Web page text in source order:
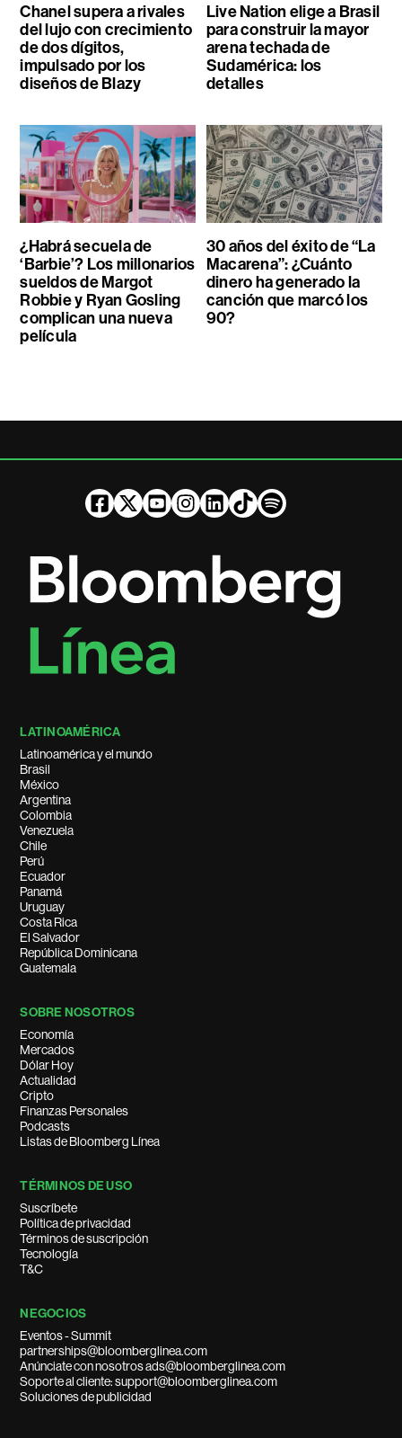
Chanel supera a rivales
del lujo con crecimiento
de dos dígitos,
impulsado por los
diseños de Blazy
Live Nation elige a Brasil
para construir la mayor
arena techada de
Sudamérica: los
detalles
¿Habrá secuela de
‘Barbie’? Los millonarios
sueldos de Margot
Robbie y Ryan Gosling
complican una nueva
película
30 años del éxito de “La
Macarena”: ¿Cuánto
dinero ha generado la
canción que marcó los
90?
LATINOAMÉRICA
Latinoamérica y el mundo
Brasil
México
Argentina
Colombia
Venezuela
Chile
Perú
Ecuador
Panamá
Uruguay
Costa Rica
El Salvador
República Dominicana
Guatemala
SOBRE NOSOTROS
Economía
Mercados
Dólar Hoy
Actualidad
Cripto
Finanzas Personales
Podcasts
Listas de Bloomberg Línea
TÉRMINOS DE USO
Suscríbete
Política de privacidad
Términos de suscripción
Tecnología
T&C
NEGOCIOS
Eventos - Summit
partnerships@bloomberglinea.com
Anúnciate con nosotros ads@bloomberglinea.com
Soporte al cliente: support@bloomberglinea.com
Soluciones de publicidad